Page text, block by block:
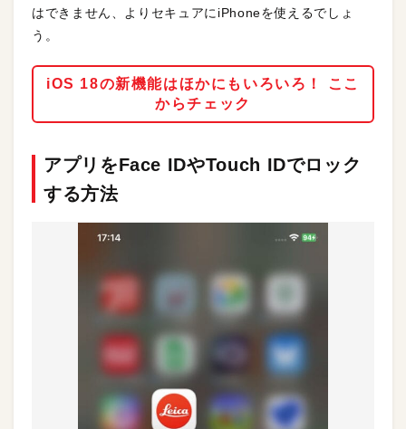
はできません、よりセキュアにiPhoneを使えるでしょ
う。
iOS 18の新機能はほかにもいろいろ！ ここ
からチェック
アプリをFace IDやTouch IDでロック
する方法